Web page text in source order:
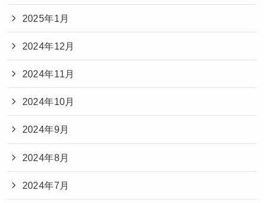
2025年1月
2024年12月
2024年11月
2024年10月
2024年9月
2024年8月
2024年7月